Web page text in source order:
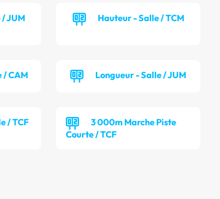
JUM Hauteur - Salle / TCM
/ CAM Longueur - Salle / JUM
/ TCF
3 000m Marche Piste
Courte / TCF